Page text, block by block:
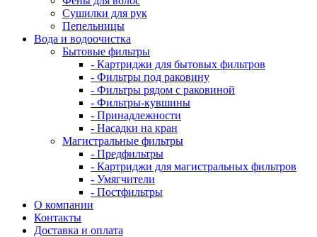
Сушилки для рук
Пепельницы
Вода и водоочистка
Бытовые фильтры
- Картриджи для бытовых фильтров
- Фильтры под раковину
- Фильтры рядом с раковиной
- Фильтры-кувшины
- Принадлежности
- Насадки на кран
Магистральные фильтры
- Предфильтры
- Картриджи для магистральных фильтров
- Умягчители
- Постфильтры
О компании
Контакты
Доставка и оплата